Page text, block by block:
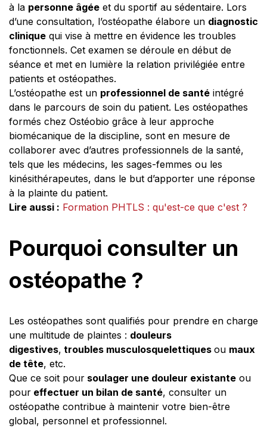
à la personne âgée et du sportif au sédentaire. Lors
d’une consultation, l’ostéopathe élabore un diagnostic
clinique qui vise à mettre en évidence les troubles
fonctionnels. Cet examen se déroule en début de
séance et met en lumière la relation privilégiée entre
patients et ostéopathes.
L’ostéopathe est un professionnel de santé intégré
dans le parcours de soin du patient. Les ostéopathes
formés chez Ostéobio grâce à leur approche
biomécanique de la discipline, sont en mesure de
collaborer avec d’autres professionnels de la santé,
tels que les médecins, les sages-femmes ou les
kinésithérapeutes, dans le but d’apporter une réponse
à la plainte du patient.
Lire aussi : Formation PHTLS : qu'est-ce que c'est ?
Pourquoi consulter un
ostéopathe ?
Les ostéopathes sont qualifiés pour prendre en charge
une multitude de plaintes : douleurs
digestives, troubles musculosquelettiques ou maux
de tête, etc.
Que ce soit pour soulager une douleur existante ou
pour effectuer un bilan de santé, consulter un
ostéopathe contribue à maintenir votre bien-être
global, personnel et professionnel.